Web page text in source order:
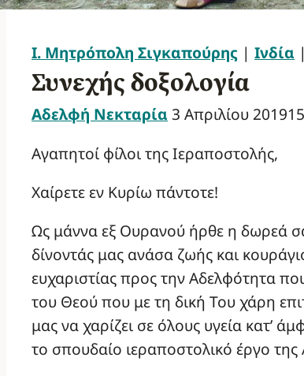
Ι. Μητρόπολη Σιγκαπούρης | Ινδία |
Συνεχής δοξολογία
Αδελφή Νεκταρία 3 Απριλίου 2019
Αγαπητοί φίλοι της Ιεραποστολής,
Χαίρετε εν Κυρίω πάντοτε!
Ως μάννα εξ Ουρανού ήρθε η δωρεά
δίνοντάς μας ανάσα ζωής και
ευχαριστίας προς την Αδελφότητα
του Θεού που με τη δική Του χάρη
μας να χαρίζει σε όλους υγεία κατ’
το σπουδαίο ιεραποστολικό έργο